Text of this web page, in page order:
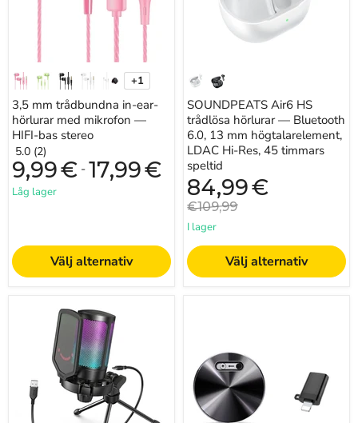
stereo
Växla
+1
3,5 mm trådbundna in-ear-
hörlurar med mikrofon —
HIFI-bas stereo
5.0 (2)
9,99€ - 17,99€
Låg lager
Välj alternativ
högtalarelement,
45
timmars
speltid
SOUNDPEATS Air6 HS
trådlösa hörlurar — Bluetooth
6.0, 13 mm högtalarelement,
LDAC Hi-Res, 45 timmars
speltid
Nuvarande
pris
84,99€
Originalpris
€109,99
I lager
Välj alternativ
kondensatormikrofon
USB
Type-
inbyggd
magnet
(Q37)
—
Kompakt